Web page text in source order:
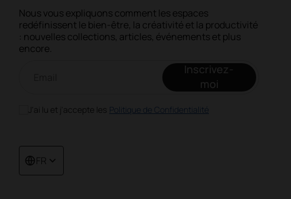
Nous vous expliquons comment les espaces
redéfinissent le bien-être, la créativité et la productivité
: nouvelles collections, articles, événements et plus
encore.
Inscrivez-
moi
J'ai lu et j'accepte les Politique de Confidentialité
FR